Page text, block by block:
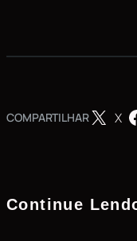
COMPARTILHAR X
Continue